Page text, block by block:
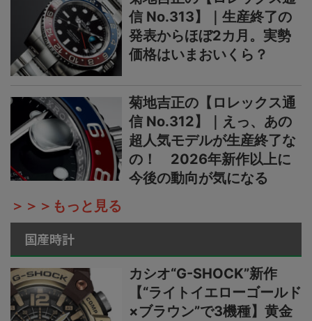
信 No.313】｜生産終了の
発表からほぼ2カ月。実勢
価格はいまおいくら？
菊地吉正の【ロレックス通
信 No.312】｜えっ、あの
超人気モデルが生産終了な
の！ 2026年新作以上に
今後の動向が気になる
＞＞＞もっと見る
国産時計
カシオ“G-SHOCK”新作
【“ライトイエローゴールド
×ブラウン”で3機種】黄金